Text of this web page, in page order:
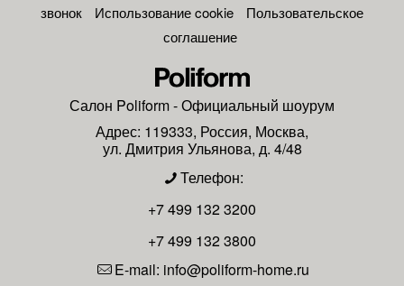
звонок
Использование cookie
Пользовательское
соглашение
Салон Poliform- Официальный шоурум
Адрес: 119333, Россия, Москва,
ул. Дмитрия Ульянова, д. 4/48
Телефон:
+7 499 132 3200
+7 499 132 3800
E-mail: info@poliform-home.ru